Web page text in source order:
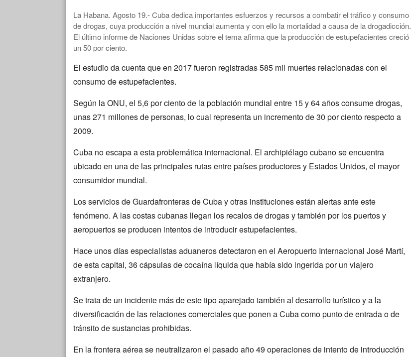
La Habana. Agosto 19.- Cuba dedica importantes esfuerzos y recursos a combatir el tráfico y consumo
de drogas, cuya producción a nivel mundial aumenta y con ello la mortalidad a causa de la drogadicción.
El último informe de Naciones Unidas sobre el tema afirma que la producción de estupefacientes creció
un 50 por ciento.
El estudio da cuenta que en 2017 fueron registradas 585 mil muertes relacionadas con el
consumo de estupefacientes.
Según la ONU, el 5,6 por ciento de la población mundial entre 15 y 64 años consume drogas,
unas 271 millones de personas, lo cual representa un incremento de 30 por ciento respecto a
2009.
Cuba no escapa a esta problemática internacional. El archipiélago cubano se encuentra
ubicado en una de las principales rutas entre países productores y Estados Unidos, el mayor
consumidor mundial.
Los servicios de Guardafronteras de Cuba y otras instituciones están alertas ante este
fenómeno. A las costas cubanas llegan los recalos de drogas y también por los puertos y
aeropuertos se producen intentos de introducir estupefacientes.
Hace unos días especialistas aduaneros detectaron en el Aeropuerto Internacional José Martí,
de esta capital, 36 cápsulas de cocaína líquida que había sido ingerida por un viajero
extranjero.
Se trata de un incidente más de este tipo aparejado también al desarrollo turístico y a la
diversificación de las relaciones comerciales que ponen a Cuba como punto de entrada o de
tránsito de sustancias prohibidas.
En la frontera aérea se neutralizaron el pasado año 49 operaciones de intento de introducción